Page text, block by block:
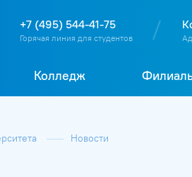
О
+7 (495) 544-41-75
Горячая линия для студентов
Колледж
Новости